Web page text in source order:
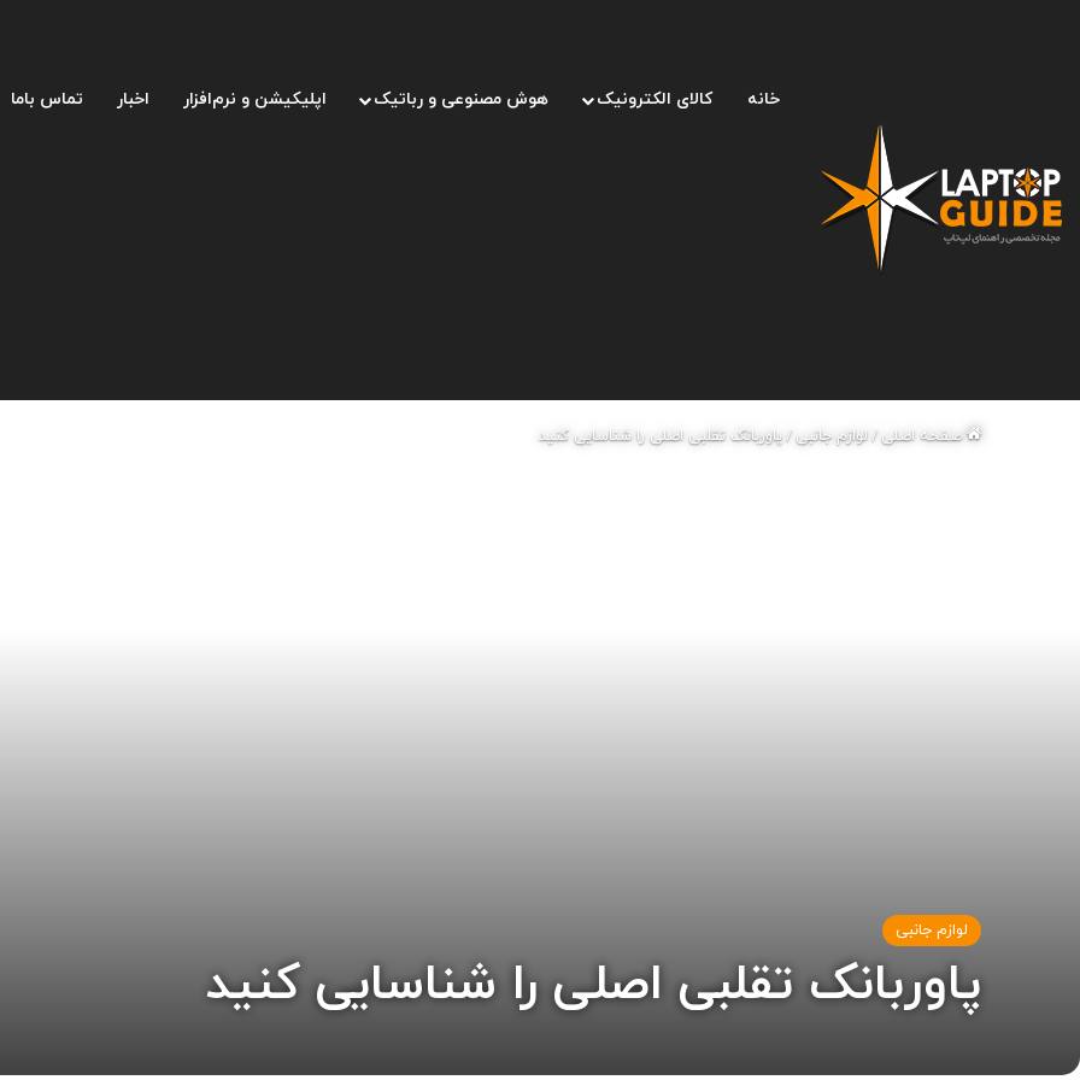
خانه کالای الکترونیک هوش مصنوعی و رباتیک اپلیکیشن و نرم‌افزار اخبار تماس باما
صفحه اصلی/لوازم جانبی/پاوربانک تقلبی اصلی را شناسایی کنید
لوازم جانبی
پاوربانک تقلبی اصلی را شناسایی کنید